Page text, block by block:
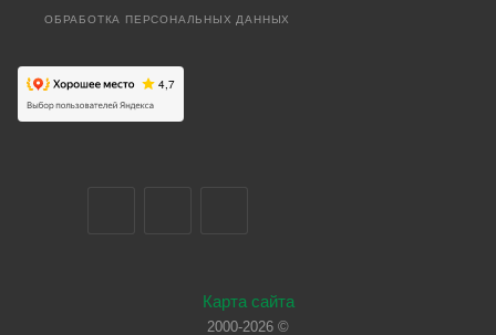
ОБРАБОТКА ПЕРСОНАЛЬНЫХ ДАННЫХ
Карта сайта
2000-2026 ©